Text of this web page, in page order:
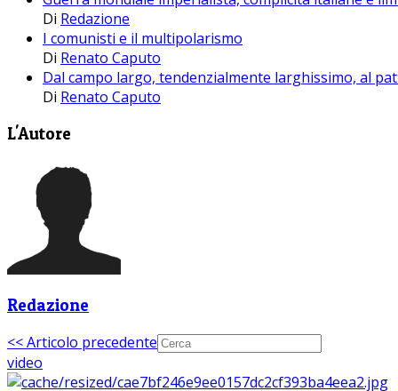
Di Redazione
I comunisti e il multipolarismo
Di Renato Caputo
Dal campo largo, tendenzialmente larghissimo, al
Di Renato Caputo
L'Autore
Redazione
<< Articolo precedente
video